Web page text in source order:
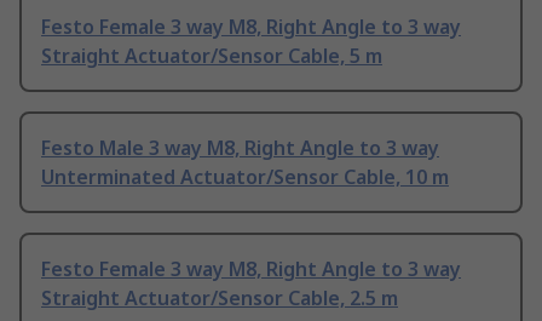
Festo Female 3 way M8, Right Angle to 3 way
Straight Actuator/Sensor Cable, 5 m
Festo Male 3 way M8, Right Angle to 3 way
Unterminated Actuator/Sensor Cable, 10 m
Festo Female 3 way M8, Right Angle to 3 way
Straight Actuator/Sensor Cable, 2.5 m